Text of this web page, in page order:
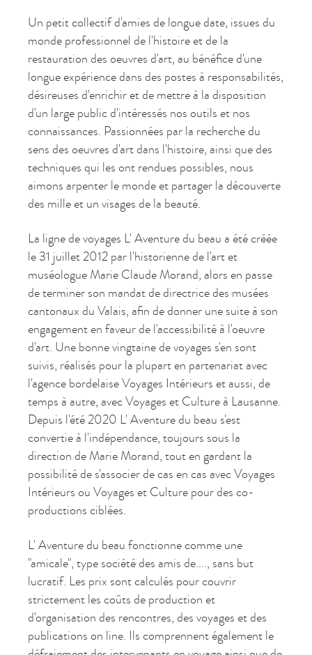
Un petit collectif d'amies de longue date, issues du
monde professionnel de l'histoire et de la
restauration des oeuvres d'art, au bénéfice d'une
longue expérience dans des postes à responsabilités,
désireuses d'enrichir et de mettre à la disposition
d'un large public d'intéressés nos outils et nos
connaissances. Passionnées par la recherche du
sens des oeuvres d'art dans l'histoire, ainsi que des
techniques qui les ont rendues possibles, nous
aimons arpenter le monde et partager la découverte
des mille et un visages de la beauté.
La ligne de voyages L' Aventure du beau a été créée
le 31 juillet 2012 par l'historienne de l'art et
muséologue Marie Claude Morand, alors en passe
de terminer son mandat de directrice des musées
cantonaux du Valais, afin de donner une suite à son
engagement en faveur de l'accessibilité à l'oeuvre
d'art. Une bonne vingtaine de voyages s'en sont
suivis, réalisés pour la plupart en partenariat avec
l'agence bordelaise Voyages Intérieurs et aussi, de
temps à autre, avec Voyages et Culture à Lausanne.
Depuis l'été 2020 L' Aventure du beau s'est
convertie à l'indépendance, toujours sous la
direction de Marie Morand, tout en gardant la
possibilité de s'associer de cas en cas avec Voyages
Intérieurs ou Voyages et Culture pour des co-
productions ciblées.
L' Aventure du beau fonctionne comme une
"amicale", type société des amis de...., sans but
lucratif. Les prix sont calculés pour couvrir
strictement les coûts de production et
d'organisation des rencontres, des voyages et des
publications on line. Ils comprennent également le